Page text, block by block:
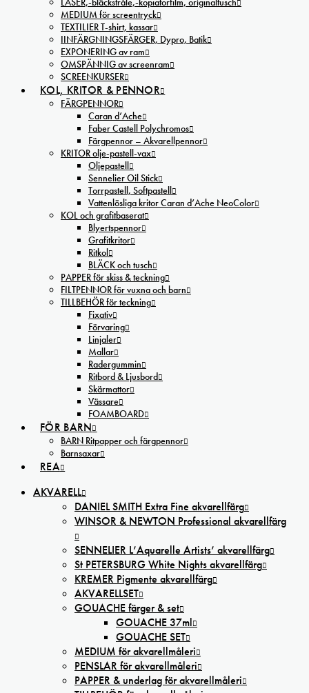
MEDIUM för screentryck
TEXTILIER T-shirt, kassar
IINFÄRGNINGSFÄRGER, Dypro, Batik
EXPONERING av ram
OMSPÄNNIG av screenram
SCREENKURSER
KOL, KRITOR & PENNOR
FÄRGPENNOR
Caran d’Ache
Faber Castell Polychromos
Färgpennor – Akvarellpennor
KRITOR olje-pastell-vax
Oljepastell
Sennelier Oil Stick
Torrpastell, Softpastell
Vattenlösliga kritor Caran d’Ache NeoColor
KOL och grafitbaserat
Blyertspennor
Grafitkritor
Ritkol
BLÄCK och tusch
PAPPER för skiss & teckning
FILTPENNOR för vuxna och barn
TILLBEHÖR för teckning
Fixativ
Förvaring
Linjaler
Mallar
Radergummin
Ritbord & Ljusbord
Skärmattor
Vässare
FOAMBOARD
FÖR BARN
BARN Ritpapper och färgpennor
Barnsaxar
REA
AKVARELL
DANIEL SMITH Extra Fine akvarellfärg
WINSOR & NEWTON Professional akvarellfärg
SENNELIER L’Aquarelle Artists’ akvarellfärg
St PETERSBURG White Nights akvarellfärg
KREMER Pigmente akvarellfärg
AKVARELLSET
GOUACHE färger & set
GOUACHE 37ml
GOUACHE SET
MEDIUM för akvarellmåleri
PENSLAR för akvarellmåleri
PAPPER & underlag för akvarellmåleri